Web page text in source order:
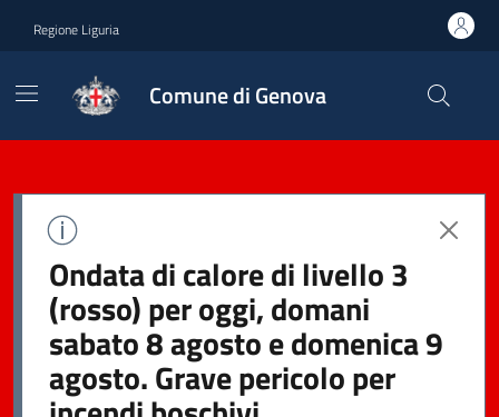
Regione Liguria
Comune di Genova
Ondata di calore di livello 3
(rosso) per oggi, domani
sabato 8 agosto e domenica 9
agosto. Grave pericolo per